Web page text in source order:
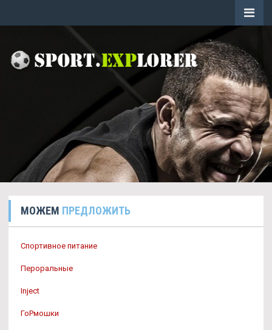
МОЖЕМ ПРЕДЛОЖИТЬ
Спортивное питание
Пероральные
Inject
ГоРмошки